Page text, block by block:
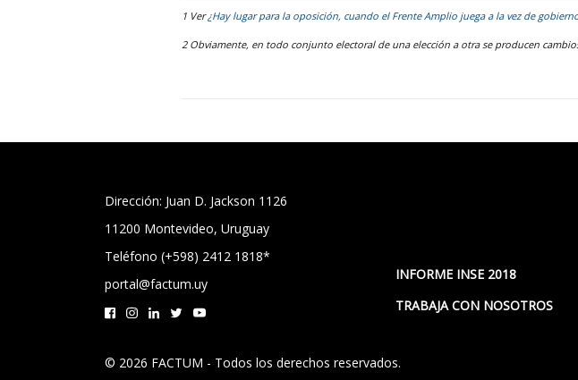
1 Ver¿Hay lugar para la oposición, cuando el Frente Amplio juega a la vez de
2 Obviamente, en todo conjunto electoral de una elección a otra se producen
Dirección: Juan D. Jackson 1126
11200 Montevideo, Uruguay
Teléfono (+598) 2412 1818*
portal@factum.uy
INFORME INSE 2018
TRABAJA CON NOSOTROS
© 2026 FACTUM - Todos los derechos reservados.